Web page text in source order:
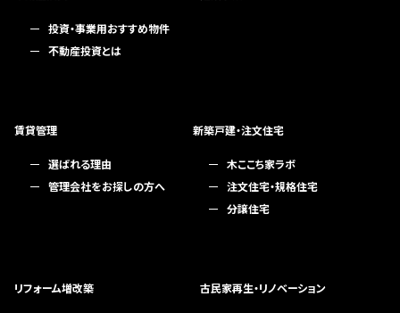
投資・事業用おすすめ物件
不動産投資とは
賃貸管理
選ばれる理由
管理会社をお探しの方へ
新築戸建・注文住宅
木ここち家ラボ
注文住宅・規格住宅
分譲住宅
リフォーム増改築 古民家再生・リノベーション